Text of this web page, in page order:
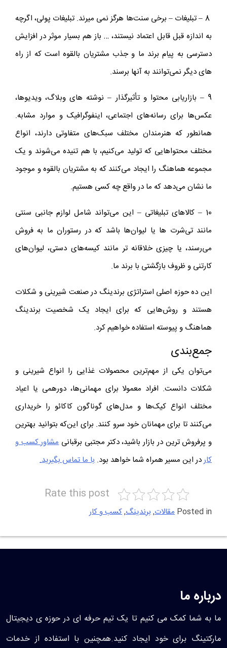
8 – تبلیغات – برخی سنت‌ها هرگز نمی‌ میرند. تبلیغات پولی، اگرچه
به اندازه قبل قابل اعتماد نیستند، … باز هم بسیار موثر در افزایش
دسترسی به پیام برند ما و جذب مشتریان بالقوه است که از راه
‌های دیگر نمی‌توانند به آنها برسند.
9 – بازاریابی محتوا و تأثیرگذار – نوشته‌ های وبلاگ، ویدیوها،
عکس‌ها برای رسانه‌های اجتماعی، اینفوگرافیک و موارد مشابه.
همانطور که هنرمندان مختلف سبک‌های متفاوتی دارند، انواع
مختلف محتواهایی که تولید می‌کنیم، با هم تنیده می‌شوند و یک
مجموعه هماهنگ را ایجاد می‌کنند که به مشتریان بالقوه و موجود
ما نشان می‌دهد که ما در واقع چه کسی هستیم.
10 – کالاهای تبلیغاتی – این می‌تواند شامل لوازم جانبی سنتی
مانند تی‌شرت‌ ها یا لیوان‌ها باشد که در رستوران ما به فروش
می‌رسند، یا چیزی خلاقانه ‌تر مانند کیسه‌های دستی، لیوان‌های
کارتنی و ظروف بازگشتی با برند ما.
این ده حوزه اصلی استراتژی برندینگ در صنعت شیرینی و شکلات
هستند و روش‌هایی که برای ایجاد یک شخصیت برندینگ
هماهنگ و پیوسته استفاده خواهیم کرد.
جمع‌بندی
می‌توان یکی از مهم‌ترین محصولات غذایی را انواع شیرینی و
شکلات دانست. افراد معمولا برای مهمانی‌ها، دورهمی یا اعیاد
مختلف انواع کیک‌ها و مدل‌های گوناگون کاکائو را خریداری
می‌کنند تا برای مهمانان خود سرو کنند. برای این‌که بتوانید بهترین
و پرفروش ترین در بازار باشید، دکتر مجتبی برقبانیمشاور کسب و
کاردر این مسیر همراه شما خواهد بود. با ما تماس بگیرید.
Rate this post
Posted in مقالات,برندینگ,کسب و کار
درباره ما
ما به شما کمک می کنیم تا یک تیم حرفه ای در حوزه ی دیجیتال
مارکتینگ برای خود ایجاد کنید.همچنین با استفاده از خدمات